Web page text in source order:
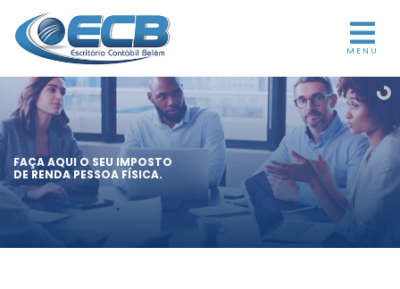
MENU
FAÇA AQUI O SEU IMPOSTO
DE RENDA PESSOA FÍSICA.